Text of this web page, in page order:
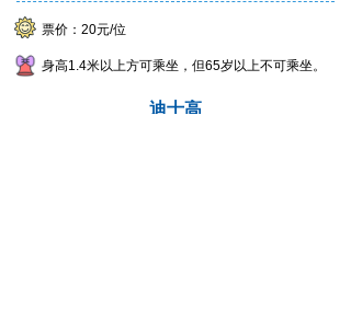
票价：20元/位
身高1.4米以上方可乘坐，但65岁以上不可乘坐。
迪士高